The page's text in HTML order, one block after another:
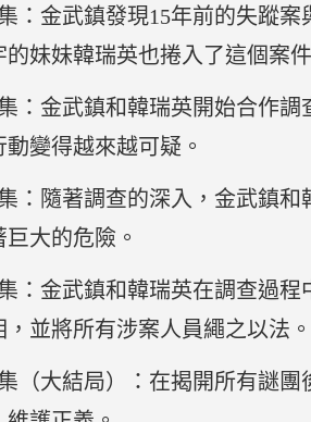
：金武鎮發現15年前的失蹤
的妹妹韓瑞英也捲入了這個案件
：金武鎮和韓瑞英開始合作
動變得越來越可疑。
：隨著調查的深入，金武鎮
巨大的危險。
：金武鎮和韓瑞英在調查過
，並將所有涉案人員繩之以法。
（大結局）：在揭開所有謎